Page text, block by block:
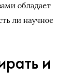
обладает
ли научное
и